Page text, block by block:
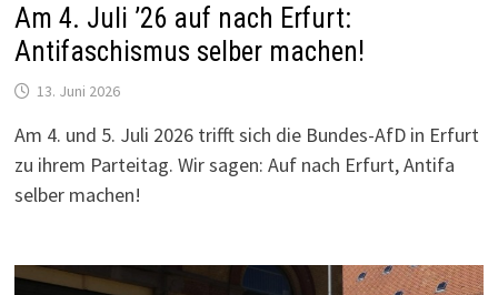
Am 4. Juli ’26 auf nach Erfurt:
Antifaschismus selber machen!
13. Juni 2026
Am 4. und 5. Juli 2026 trifft sich die Bundes-AfD in Erfurt
zu ihrem Parteitag. Wir sagen: Auf nach Erfurt, Antifa
selber machen!